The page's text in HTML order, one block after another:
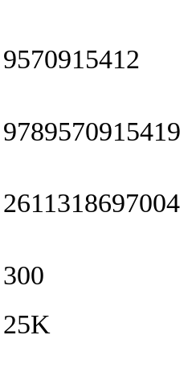
9570915412
9789570915419
2611318697004
300
25K